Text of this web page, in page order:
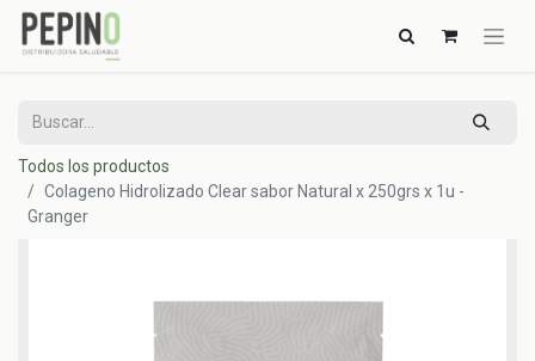
Todos los productos
Colageno Hidrolizado Clear sabor Natural x 250grs x 1u -
Granger